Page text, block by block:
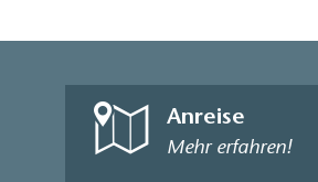
Anreise
Mehr erfahren!